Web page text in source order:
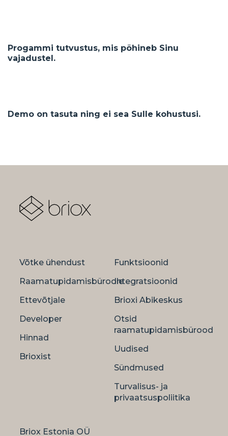
Progammi tutvustus, mis põhineb Sinu
vajadustel.
Demo on tasuta ning ei sea Sulle kohustusi.
Võtke ühendust
Raamatupidamisbüroole
Ettevõtjale
Developer
Hinnad
Brioxist
Funktsioonid
Integratsioonid
Brioxi Abikeskus
Otsid
raamatupidamisbürood
Uudised
Sündmused
Turvalisus- ja
privaatsuspoliitika
Briox Estonia OÜ